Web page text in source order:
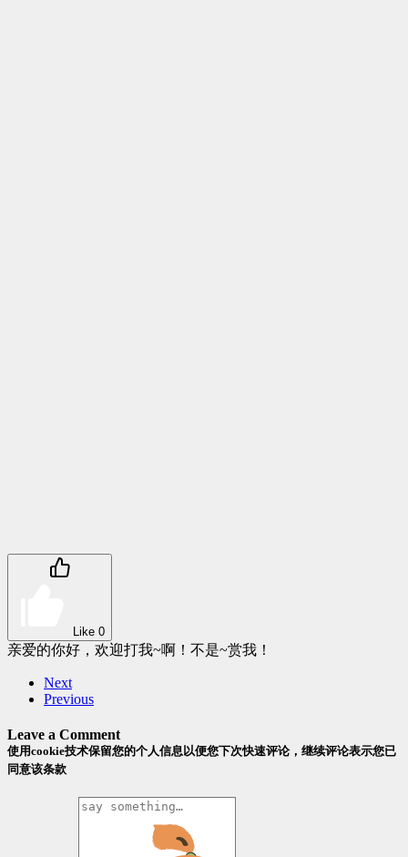
Like 0
亲爱的你好，欢迎打我~啊！不是~赏我！
Next
Previous
Leave a Comment
使用cookie技术保留您的个人信息以便您下次快速评论，继续评论表示您已
同意该条款